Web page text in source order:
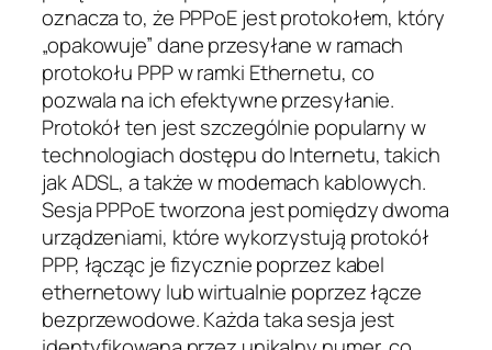
oznacza to, że PPPoE jest protokołem, który
„opakowuje” dane przesyłane w ramach
protokołu PPP w ramki Ethernetu, co
pozwala na ich efektywne przesyłanie.
Protokół ten jest szczególnie popularny w
technologiach dostępu do Internetu, takich
jak ADSL, a także w modemach kablowych.
Sesja PPPoE tworzona jest pomiędzy dwoma
urządzeniami, które wykorzystują protokół
PPP, łącząc je fizycznie poprzez kabel
ethernetowy lub wirtualnie poprzez łącze
bezprzewodowe. Każda taka sesja jest